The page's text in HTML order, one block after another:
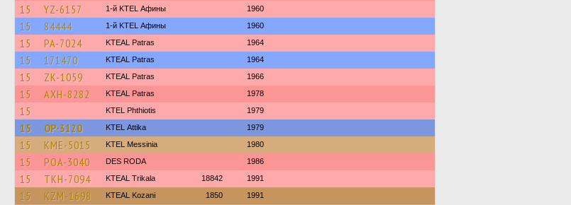
15 YZ-6157 1-й KTEL Афины 1960
15 84444 1-й KTEL Афины 1960
15 PA-7024 KTEAL Patras 1964
15 171470 KTEAL Patras 1964
15 ZK-1059 KTEAL Patras 1966
15 AXH-8282 KTEAL Patras 1978
15 ΚΤΕL Phthiotis 1979
15 OP-3120 KΤΕL Αttika 1979
15 KME-5015 KTEL Messinia 1980
15 POA-3040 DES RODA 1986
15 TKH-7094 KTEAL Trikala 18842 1991
15 KZM-1698 KTEAL Kozani 1850 1991